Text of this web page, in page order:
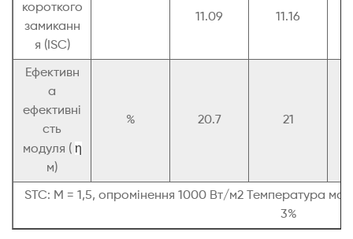
короткого
замиканн
я (ISC)
11.09 11.16
Ефективн
а
ефективні
сть
модуля ( η
м)
% 20.7 21
STC: M = 1,5, опромінення 1000 Вт/м2 Температура
3%